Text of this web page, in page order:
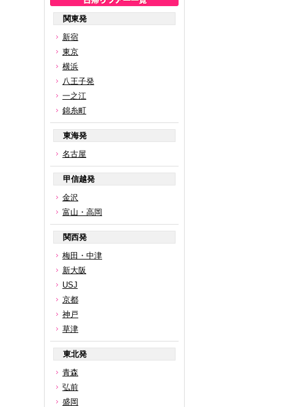
関東発
新宿
東京
横浜
八王子発
一之江
錦糸町
東海発
名古屋
甲信越発
金沢
富山・高岡
関西発
梅田・中津
新大阪
USJ
京都
神戸
草津
東北発
青森
弘前
盛岡